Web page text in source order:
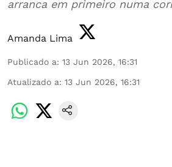
arranca em primeiro numa
Amanda Lima
Publicado a: 13 Jun 2026, 16:31
Atualizado a: 13 Jun 2026, 16:31